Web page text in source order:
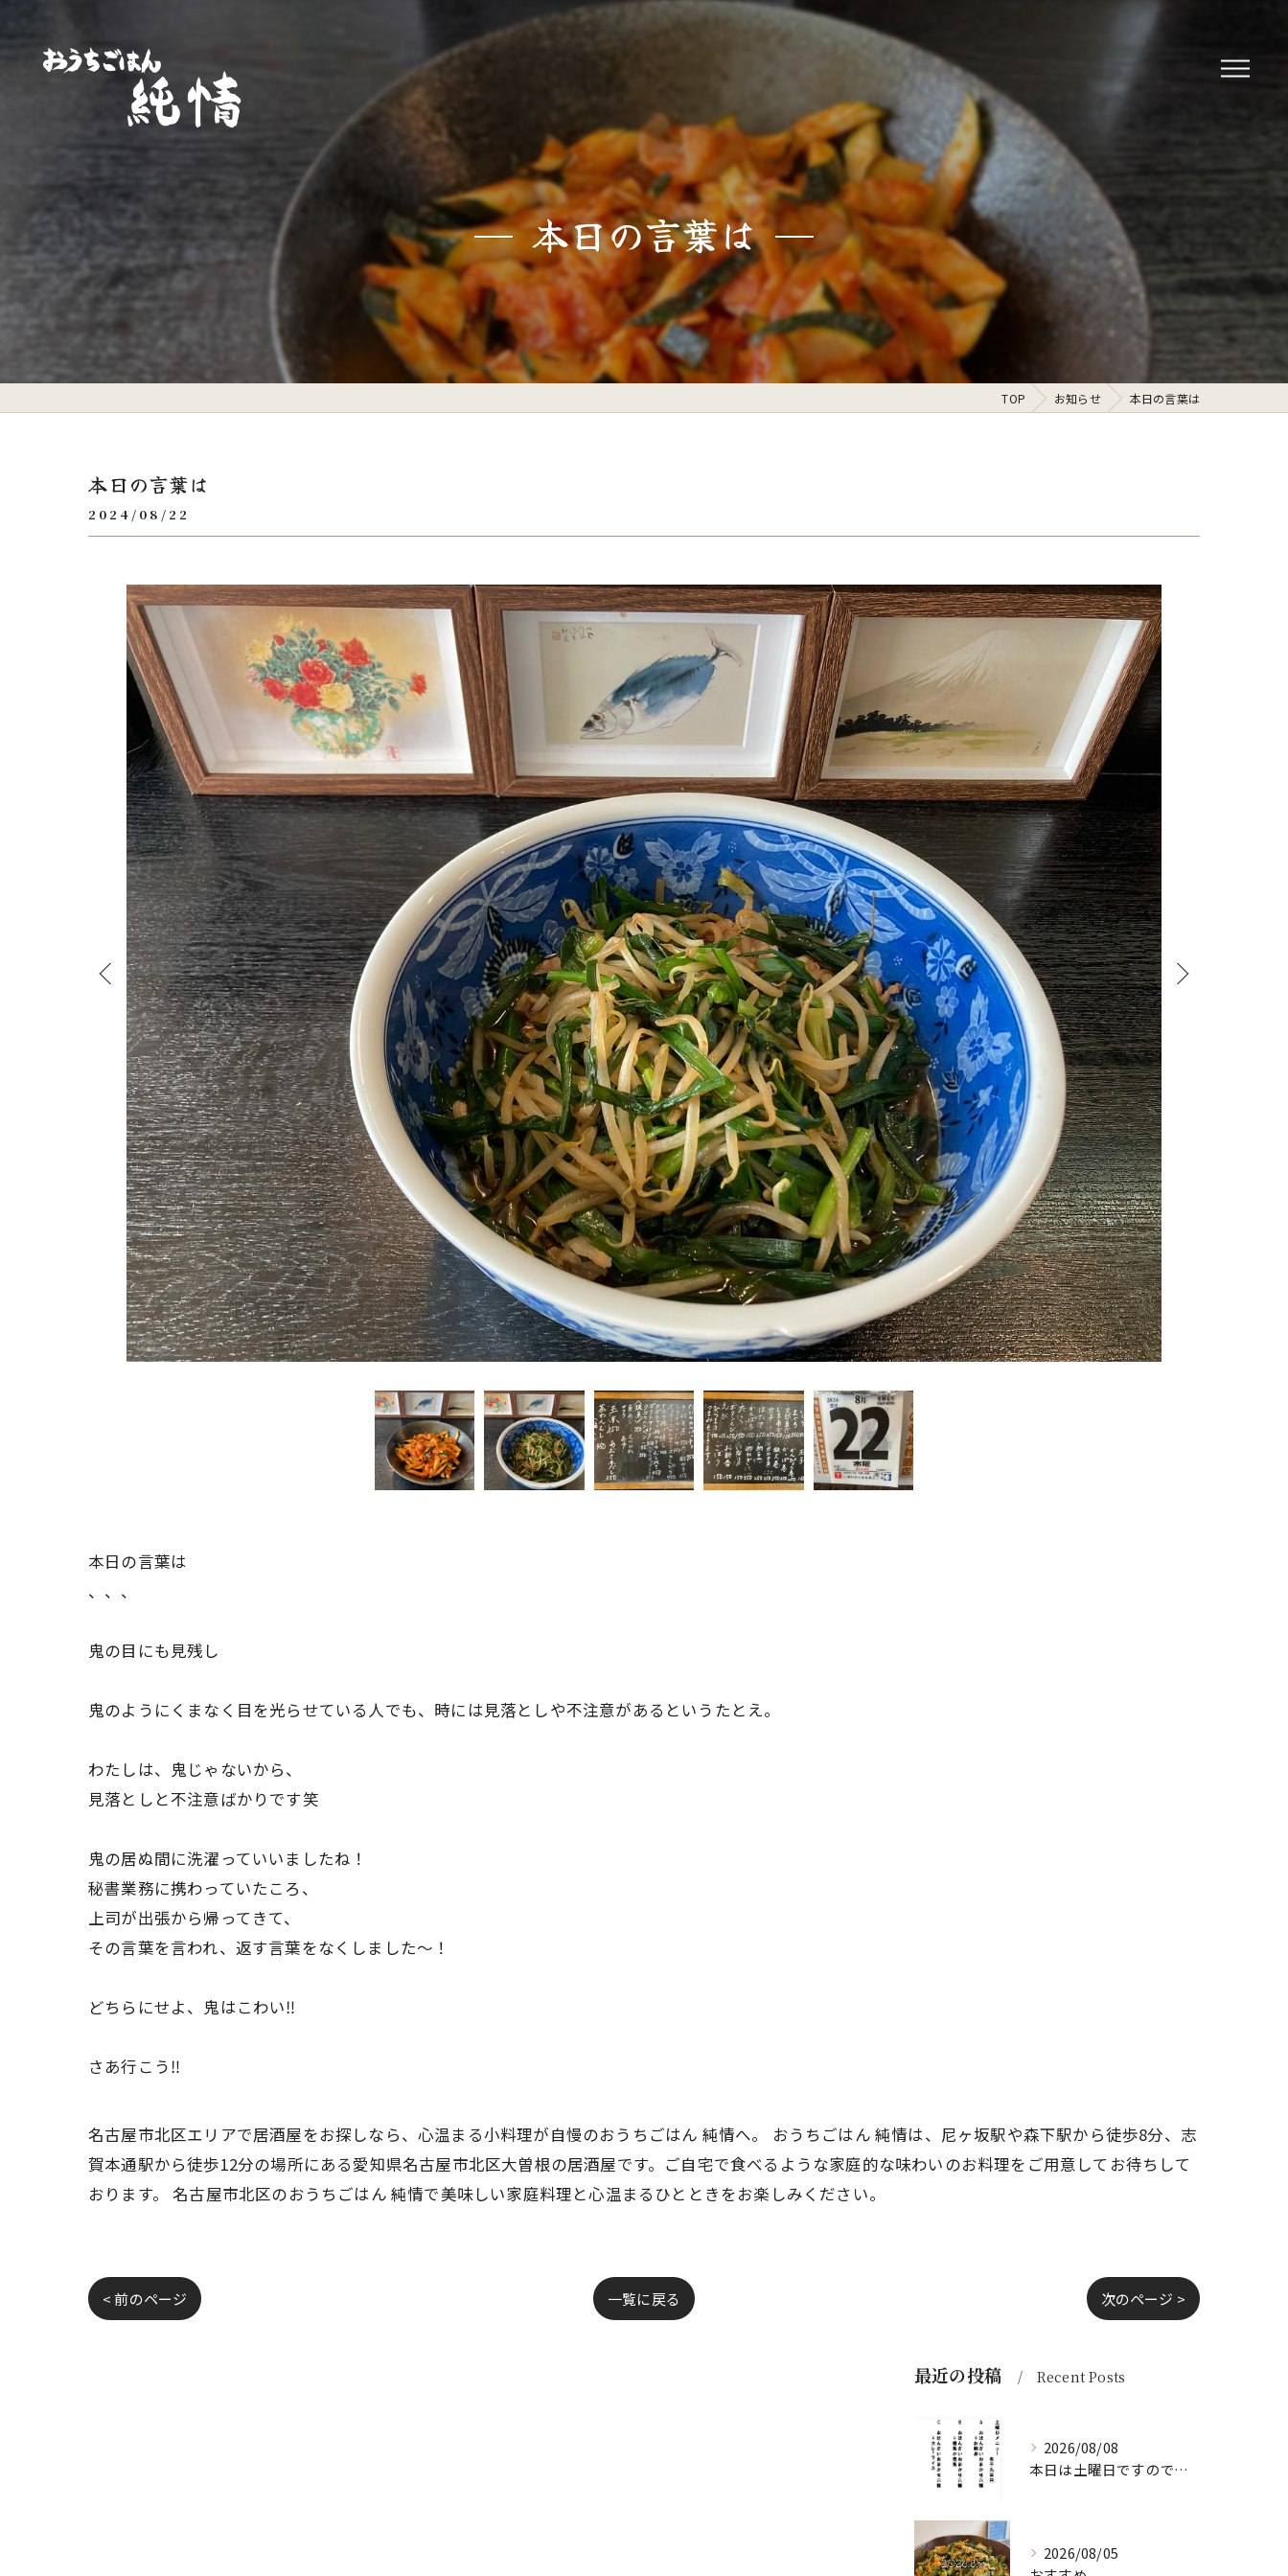
本日の言葉は
TOP お知らせ 本日の言葉は
本日の言葉は
2024/08/22
本日の言葉は
、、、
鬼の目にも見残し
鬼のようにくまなく目を光らせている人でも、時には見落としや不注意があるというたとえ。
わたしは、鬼じゃないから、
見落としと不注意ばかりです笑
鬼の居ぬ間に洗濯っていいましたね！
秘書業務に携わっていたころ、
上司が出張から帰ってきて、
その言葉を言われ、返す言葉をなくしました〜！
どちらにせよ、鬼はこわい‼️
さあ行こう‼️
名古屋市北区エリアで居酒屋をお探しなら、心温まる小料理が自慢のおうちごはん 純情へ。 おうちごはん 純情は、尼ヶ坂駅や森下駅から徒歩8分、志
賀本通駅から徒歩12分の場所にある愛知県名古屋市北区大曽根の居酒屋です。ご自宅で食べるような家庭的な味わいのお料理をご用意してお待ちして
おります。 名古屋市北区のおうちごはん 純情で美味しい家庭料理と心温まるひとときをお楽しみください。
< 前のページ 一覧に戻る 次のページ >
最近の投稿 Recent Posts
2026/08/08
本日は土曜日ですので、たくさん食べていってちょーよ‼️
2026/08/05